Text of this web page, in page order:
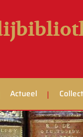
Actueel